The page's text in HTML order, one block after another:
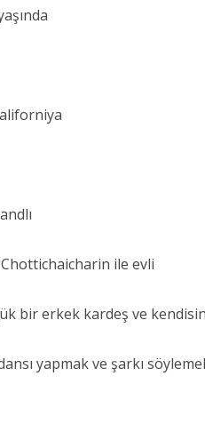
ile evli
bir erkek kardeş ve
yapmak ve şarkı